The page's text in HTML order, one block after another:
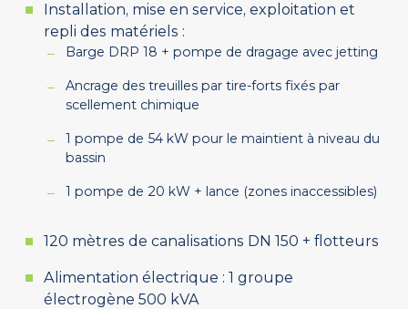
Installation, mise en service, exploitation et
repli des matériels :
Barge DRP 18 + pompe de dragage avec jetting
Ancrage des treuilles par tire-forts fixés par
scellement chimique
1 pompe de 54 kW pour le maintient à niveau du
bassin
1 pompe de 20 kW + lance (zones inaccessibles)
120 mètres de canalisations DN 150 + flotteurs
Alimentation électrique : 1 groupe
électrogène 500 kVA